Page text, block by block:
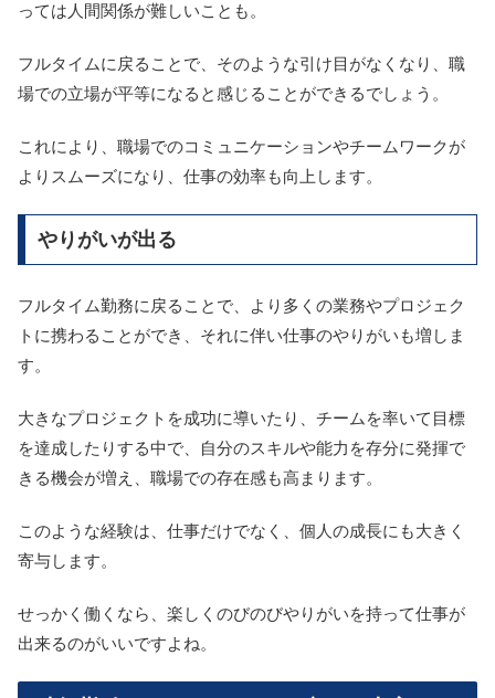
っては人間関係が難しいことも。
フルタイムに戻ることで、そのような引け目がなくなり、職
場での立場が平等になると感じることができるでしょう。
これにより、職場でのコミュニケーションやチームワークが
よりスムーズになり、仕事の効率も向上します。
やりがいが出る
フルタイム勤務に戻ることで、より多くの業務やプロジェク
トに携わることができ、それに伴い仕事のやりがいも増しま
す。
大きなプロジェクトを成功に導いたり、チームを率いて目標
を達成したりする中で、自分のスキルや能力を存分に発揮で
きる機会が増え、職場での存在感も高まります。
このような経験は、仕事だけでなく、個人の成長にも大きく
寄与します。
せっかく働くなら、楽しくのびのびやりがいを持って仕事が
出来るのがいいですよね。